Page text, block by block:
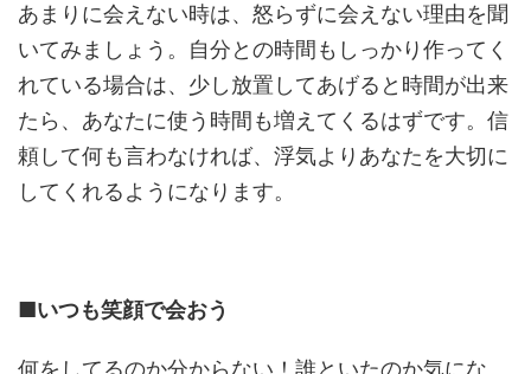
あまりに会えない時は、怒らずに会えない理由を聞
いてみましょう。自分との時間もしっかり作ってく
れている場合は、少し放置してあげると時間が出来
たら、あなたに使う時間も増えてくるはずです。信
頼して何も言わなければ、浮気よりあなたを大切に
してくれるようになります。
■いつも笑顔で会おう
何をしてるのか分からない！誰といたのか気にな